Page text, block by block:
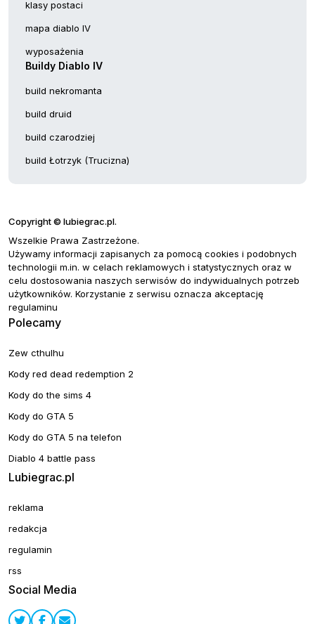
klasy postaci
mapa diablo IV
wyposażenia
Buildy Diablo IV
build nekromanta
build druid
build czarodziej
build Łotrzyk (Trucizna)
Copyright © lubiegrac.pl.
Wszelkie Prawa Zastrzeżone.
Używamy informacji zapisanych za pomocą cookies i podobnych
technologii m.in. w celach reklamowych i statystycznych oraz w
celu dostosowania naszych serwisów do indywidualnych potrzeb
użytkowników. Korzystanie z serwisu oznacza akceptację
regulaminu
Polecamy
Zew cthulhu
Kody red dead redemption 2
Kody do the sims 4
Kody do GTA 5
Kody do GTA 5 na telefon
Diablo 4 battle pass
Lubiegrac.pl
reklama
redakcja
regulamin
rss
Social Media